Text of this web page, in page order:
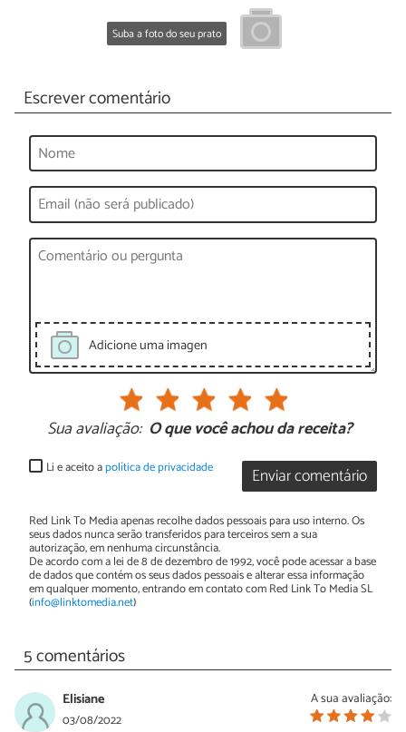
Suba a foto do seu prato
Escrever comentário
Adicione uma imagen
Sua avaliação: O que você achou da receita?
Enviar comentário
Li e aceito apolítica de privacidade
Red Link To Media apenas recolhe dados pessoais para uso interno. Os
seus dados nunca serão transferidos para terceiros sem a sua
autorização, em nenhuma circunstância.
De acordo com a lei de 8 de dezembro de 1992, você pode acessar a base
de dados que contém os seus dados pessoais e alterar essa informação
em qualquer momento, entrando em contato com Red Link To Media SL
(info@linktomedia.net)
5 comentários
A sua avaliação:
Elisiane
03/08/2022